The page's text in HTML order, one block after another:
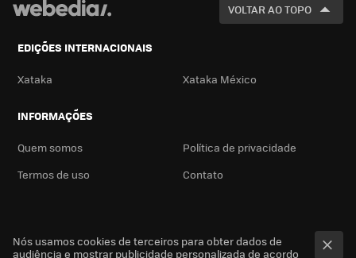
VOLTAR AO TOPO
EDIÇÕES INTERNACIONAIS
Xataka Xataka México
INFORMAÇÕES
Quem somos
Política de privacidade
Termos de uso
Contato
Nós usamos cookies de terceiros para obter dados de
audiência e mostrar publicidade personalizada de acordo